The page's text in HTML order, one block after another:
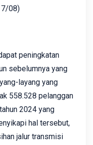
08)
peningkatan
sebelumnya yang
layang yang
558.528 pelanggan
2024 yang
hal tersebut,
jalur transmisi